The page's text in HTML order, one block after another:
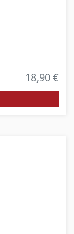
18,90 €